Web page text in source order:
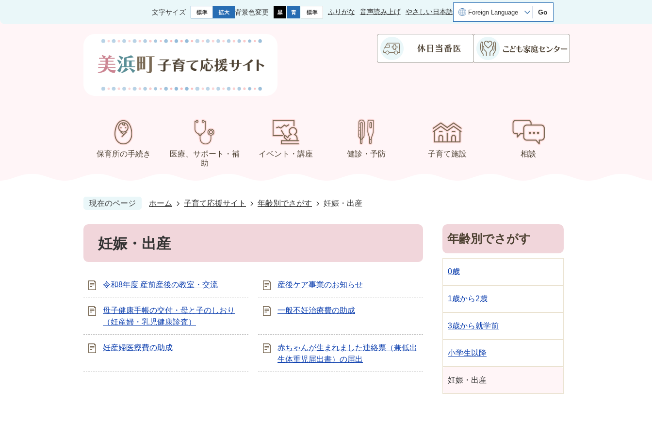
文字サイズ 背景色変更 ふりがな 音声読み上げ やさしい日本語 Go
保育所の手続き
医療、サポート・補
助
イベント・講座 健診・予防 子育て施設 相談
現在のページ ホーム 子育て応援サイト 年齢別でさがす 妊娠・出産
妊娠・出産
令和8年度 産前産後の教室・交流 産後ケア事業のお知らせ
母子健康手帳の交付・母と子のしおり
（妊産婦・乳児健康診査）
一般不妊治療費の助成
妊産婦医療費の助成
赤ちゃんが生まれました連絡票（兼低出
生体重児届出書）の届出
年齢別でさがす
0歳
1歳から2歳
3歳から就学前
小学生以降
妊娠・出産